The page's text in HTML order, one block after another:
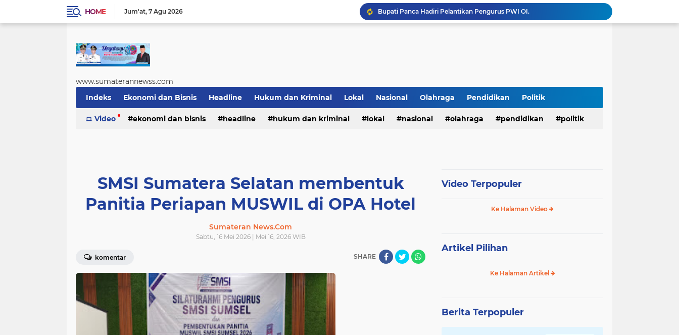
HOME Jum'at 7 Agu 2026
Bupati Panca Hadiri Pelantikan Pengurus PWI OI.
Menembus Batas Pengabdian: Polres Musi Rawas Ukir Sejarah Emas Raih Predikat WBK di Bawah Kepemimpinan AKBP Agung Adhitya Prananta
Kades Wukirsari Suroyo Laksanakan Titik 100 Persen dan Titik Nol Pembangunan Dana Desa Tahap II Tahun 2026
PWI Jambi Apresiasi Pemkab Merangin Gelar Bimtek Pers
www.sumaterannewss.com
Indeks
Ekonomi dan Bisnis Headline Hukum dan Kriminal Lokal Nasional Olahraga Pendidikan Politik
Sosial dan Budaya Sumsel Update
Video ekonomi dan bisnis headline hukum dan kriminal lokal nasional olahraga pendidikan politik
SMSI Sumatera Selatan membentuk
Panitia Periapan MUSWIL di OPA Hotel
Sumateran News.Com
Sabtu, 16 Mei 2026 | Mei 16, 2026 WIB
komentar SHARE
Video Terpopuler
Ke Halaman Video
Artikel Pilihan
Ke Halaman Artikel
Berita Terpopuler